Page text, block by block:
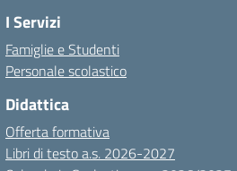
I Servizi
Famiglie e Studenti
Personale scolastico
Didattica
Offerta formativa
Libri di testo a.s. 2026-2027